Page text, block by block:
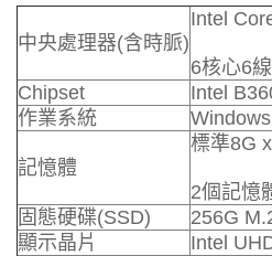
中央處理器(含時脈)
Intel
6核心6
Chipset
Intel
作業系統
記憶體
標準8G
2個記憶
固態硬碟(SSD)
256G
顯示晶片
Intel